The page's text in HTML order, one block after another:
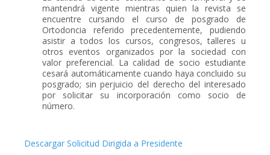
mantendrá vigente mientras quien la revista se
encuentre cursando el curso de posgrado de
Ortodoncia referido precedentemente, pudiendo
asistir a todos los cursos, congresos, talleres u
otros eventos organizados por la sociedad con
valor preferencial. La calidad de socio estudiante
cesará automáticamente cuando haya concluido su
posgrado; sin perjuicio del derecho del interesado
por solicitar su incorporación como socio de
número.
Descargar Solicitud Dirigida a Presidente